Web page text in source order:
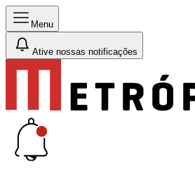
Menu
Ative nossas notificações